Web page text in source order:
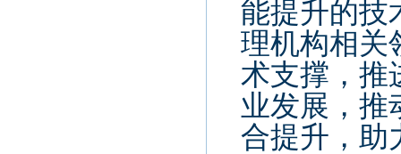
能提升的技
理机构相关
术支撑，推
业发展，推
合提升，助